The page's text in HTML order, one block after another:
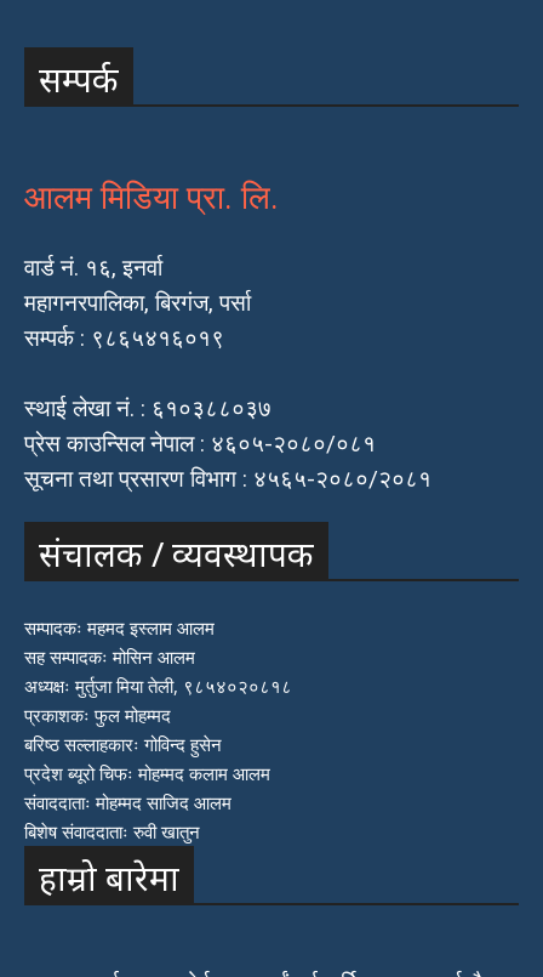
सम्पर्क
आलम मिडिया प्रा. लि.
वार्ड नं. १६, इनर्वा
महागनरपालिका, बिरगंज, पर्सा
सम्पर्क : ९८६५४१६०१९
स्थाई लेखा नं. : ६१०३८८०३७
प्रेस काउन्सिल नेपाल : ४६०५-२०८०/०८१
सूचना तथा प्रसारण विभाग : ४५६५-२०८०/२०८१
संचालक / व्यवस्थापक
सम्पादकः महमद इस्लाम आलम
सह सम्पादकः मोसिन आलम
अध्यक्षः मुर्तुजा मिया तेली, ९८५४०२०८१८
प्रकाशकः फुल मोहम्मद
बरिष्ठ सल्लाहकारः गोविन्द हुसेन
प्रदेश ब्यूरो चिफः मोहम्मद कलाम आलम
संवाददाताः मोहम्मद साजिद आलम
बिशेष संवाददाताः रुवी खातुन
हाम्रो बारेमा